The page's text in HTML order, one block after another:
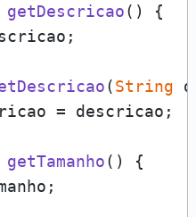
getDescricao( ) {
(String
= descricao;
getTamanho( ) {